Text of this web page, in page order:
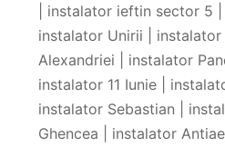
| instalator ieftin sector 5
instalator Unirii |
Alexandriei | instalator
instalator 11 Iunie |
instalator Sebastian |
Ghencea | instalator